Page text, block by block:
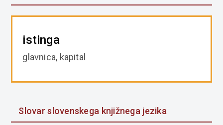
istinga
glavnica, kapital
Slovar slovenskega knjižnega jezika